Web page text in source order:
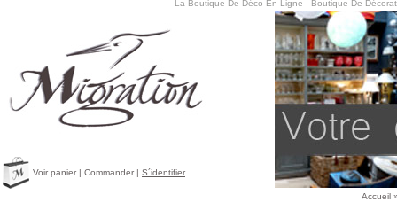
La Boutique De Déco En Ligne - Boutique De
Voir panier | Commander | S´identifier
Accueil